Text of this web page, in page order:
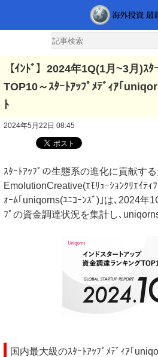
【ｲﾝﾄﾞ】2024年1Q(1月~3月)ｽﾀ
TOP10～ｽﾀｰﾄｱｯﾌﾟﾒﾃﾞｨｱ｢
ﾄ
2024年5月22日 08:45
ｽﾀｰﾄｱｯﾌﾟの生態系の進化に貢献す
EmolutionCreative(ｴﾓﾘｭｰｼｮﾝｸﾘｴｲﾃｨ
ｫｰﾑ｢uniqorns(ﾕﾆｺｰﾝｽﾞ)｣は､2024年
ﾌﾟの資金調達状況を集計し､
国内最大級のｽﾀｰﾄｱｯﾌﾟﾒﾃﾞｨｱ｢